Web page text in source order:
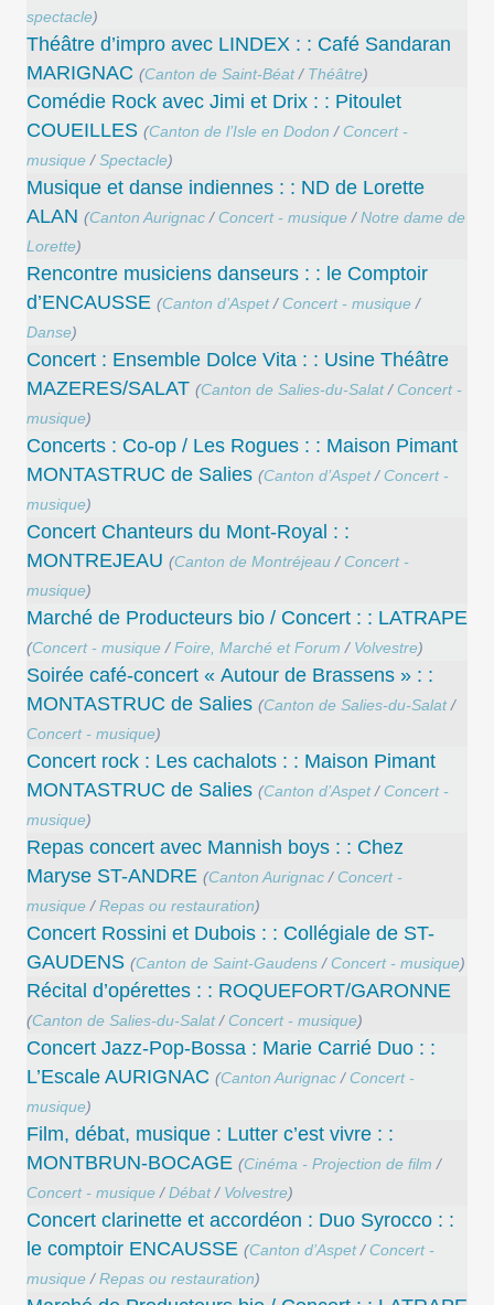
spectacle)
Théâtre d’impro avec LINDEX : : Café Sandaran
MARIGNAC (Canton de Saint-Béat/ Théâtre)
Comédie Rock avec Jimi et Drix : : Pitoulet
COUEILLES (Canton de l’Isle en Dodon / Concert -
musique/Spectacle)
Musique et danse indiennes : : ND de Lorette
ALAN (Canton Aurignac/ Concert - musique/Notre dame de
Lorette)
Rencontre musiciens danseurs : : le Comptoir
d’ENCAUSSE (Canton d’Aspet/ Concert - musique/
Danse)
Concert : Ensemble Dolce Vita : : Usine Théâtre
MAZERES/SALAT (Canton de Salies-du-Salat/ Concert -
musique)
Concerts : Co-op / Les Rogues : : Maison Pimant
MONTASTRUC de Salies (Canton d’Aspet/ Concert -
musique)
Concert Chanteurs du Mont-Royal : :
MONTREJEAU (Canton de Montréjeau/ Concert -
musique)
Marché de Producteurs bio / Concert : : LATRAPE
(Concert - musique/Foire, Marché et Forum / Volvestre)
Soirée café-concert « Autour de Brassens » : :
MONTASTRUC de Salies (Canton de Salies-du-Salat/
Concert - musique)
Concert rock : Les cachalots : : Maison Pimant
MONTASTRUC de Salies (Canton d’Aspet/ Concert -
musique)
Repas concert avec Mannish boys : : Chez
Maryse ST-ANDRE (Canton Aurignac/ Concert -
musique/Repas ou restauration)
Concert Rossini et Dubois : : Collégiale de ST-
GAUDENS (Canton de Saint-Gaudens/ Concert - musique)
Récital d’opérettes : : ROQUEFORT/GARONNE
(Canton de Salies-du-Salat/ Concert - musique)
Concert Jazz-Pop-Bossa : Marie Carrié Duo : :
L’Escale AURIGNAC (Canton Aurignac/ Concert -
musique)
Film, débat, musique : Lutter c’est vivre : :
MONTBRUN-BOCAGE (Cinéma - Projection de film /
Concert - musique/Débat/ Volvestre)
Concert clarinette et accordéon : Duo Syrocco : :
le comptoir ENCAUSSE (Canton d’Aspet/ Concert -
musique/Repas ou restauration)